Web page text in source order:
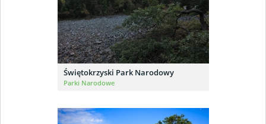
Świętokrzyski Park Narodowy
Parki Narodowe